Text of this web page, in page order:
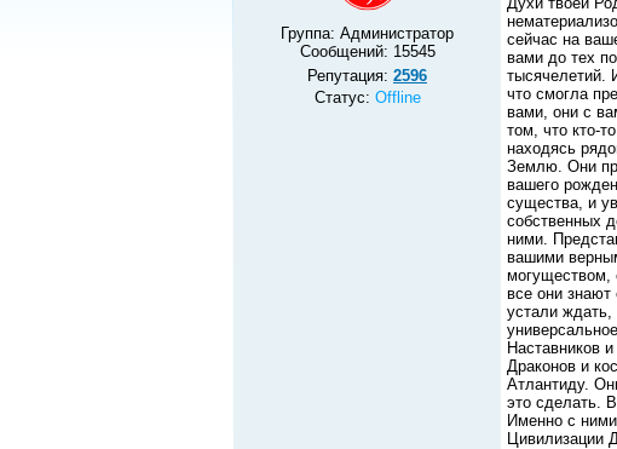
Группа: Администратор
Сообщений: 15545
Репутация: 2596
Статус: Offline
сейчас на
вами до тех
тысячелетий.
что смогла
вами, они с
том, что кто-
находясь
Землю. Они
вашего
существа, и
собственных
ними.
вашими
могуществом,
все они
устали ждать,
Наставников
Драконов и
Атлантиду.
это сделать.
Именно с
Цивилизации